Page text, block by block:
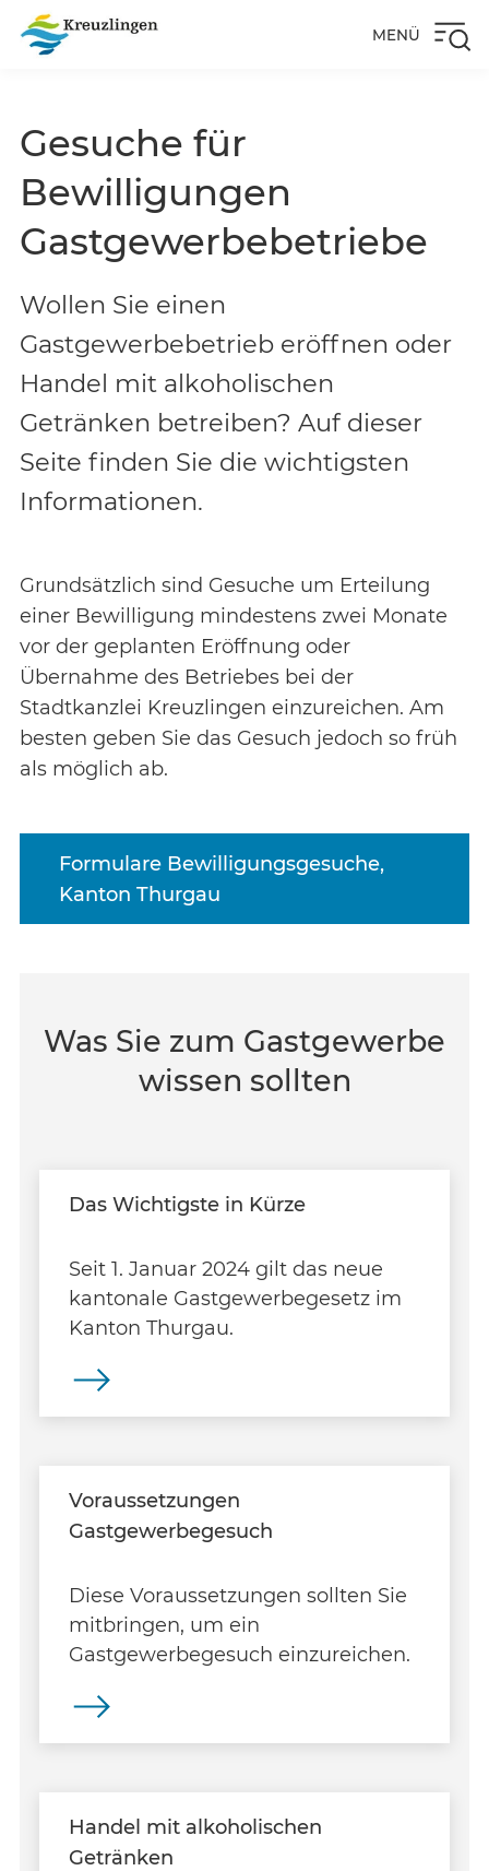
MENÜ
Gesuche für
Bewilligungen
Gastgewerbebetriebe
Wollen Sie einen
Gastgewerbebetrieb eröffnen oder
Handel mit alkoholischen
Getränken betreiben? Auf dieser
Seite finden Sie die wichtigsten
Informationen.
Grundsätzlich sind Gesuche um Erteilung
einer Bewilligung mindestens zwei Monate
vor der geplanten Eröffnung oder
Übernahme des Betriebes bei der
Stadtkanzlei Kreuzlingen einzureichen. Am
besten geben Sie das Gesuch jedoch so früh
als möglich ab.
Formulare Bewilligungsgesuche,
Kanton Thurgau
Was Sie zum Gastgewerbe
wissen sollten
Das Wichtigste in Kürze
Seit 1. Januar 2024 gilt das neue
kantonale Gastgewerbegesetz im
Kanton Thurgau.
Voraussetzungen
Gastgewerbegesuch
Diese Voraussetzungen sollten Sie
mitbringen, um ein
Gastgewerbegesuch einzureichen.
Handel mit alkoholischen
Getränken